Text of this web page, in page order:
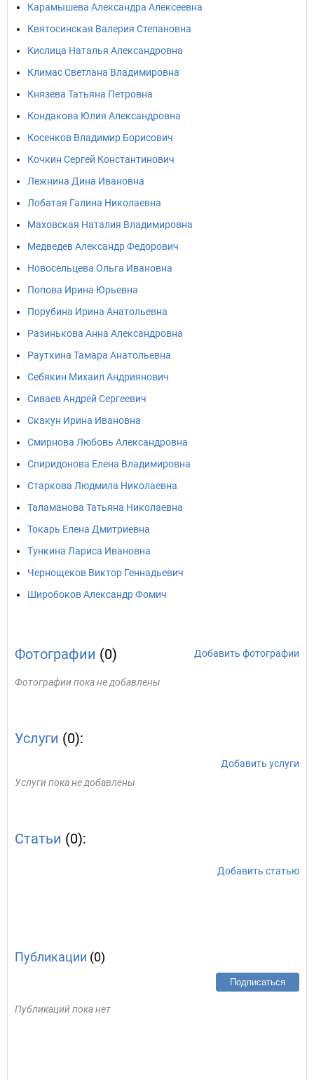
Карамышева Александра Алексеевна
Квятосинская Валерия Степановна
Кислица Наталья Александровна
Климас Светлана Владимировна
Князева Татьяна Петровна
Кондакова Юлия Александровна
Косенков Владимир Борисович
Кочкин Сергей Константинович
Лежнина Дина Ивановна
Лобатая Галина Николаевна
Маховская Наталия Владимировна
Медведев Александр Федорович
Новосельцева Ольга Ивановна
Попова Ирина Юрьевна
Порубина Ирина Анатольевна
Разинькова Анна Александровна
Рауткина Тамара Анатольевна
Себякин Михаил Андриянович
Сиваев Андрей Сергеевич
Скакун Ирина Ивановна
Смирнова Любовь Александровна
Спиридонова Елена Владимировна
Старкова Людмила Николаевна
Таламанова Татьяна Николаевна
Токарь Елена Дмитриевна
Тункина Лариса Ивановна
Чернощеков Виктор Геннадьевич
Широбоков Александр Фомич
Фотографии (0) Добавить фотографии
Фотографии пока не добавлены
Услуги (0):
Добавить услуги
Услуги пока не добавлены
Статьи (0):
Добавить статью
Публикации (0)
Подписаться
Публикаций пока нет